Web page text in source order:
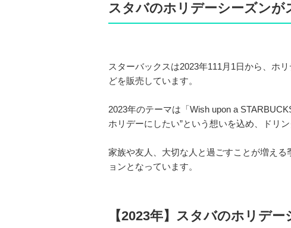
スタバのホリデーシーズンが
スターバックスは2023年111月1日から、ホ
どを販売しています。
2023年のテーマは「Wish upon a
ホリデーにしたい”という想いを込め、ドリ
家族や友人、大切な人と過ごすことが増え
ョンとなっています。
【2023年】スタバのホリデ